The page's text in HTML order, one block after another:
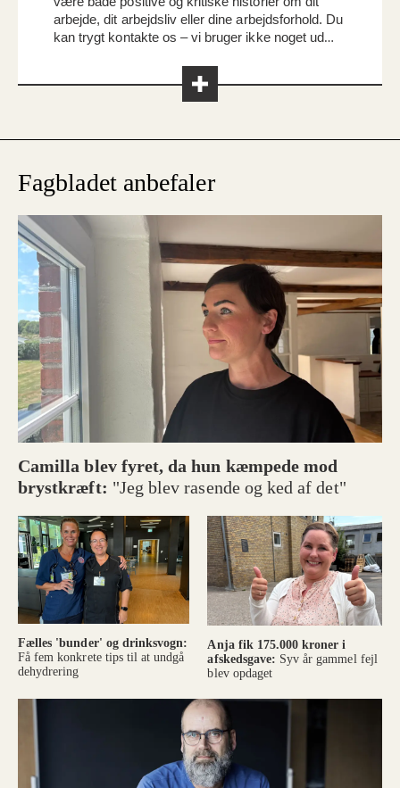
arbejde, dit arbejdsliv eller dine arbejdsforhold. Du
kan trygt kontakte os – vi bruger ikke noget uden
Fagbladet anbefaler
Camilla blev fyret, da hun kæmpede mod
brystkræft: "Jeg blev rasende og ked af det"
Fælles 'bunder' og drinksvogn:
Få fem konkrete tips til at undgå
dehydrering
Anja fik 175.000 kroner i
afskedsgave: Syv år gammel fejl
blev opdaget